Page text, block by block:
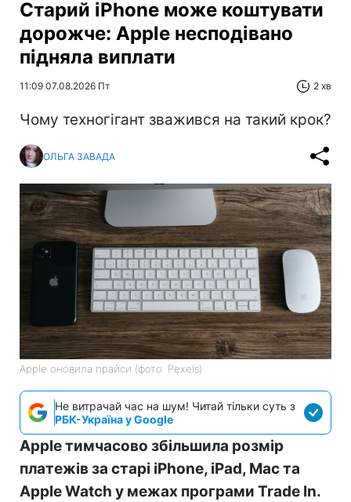
Старий iPhone може коштувати
дорожче: Apple несподівано
підняла виплати
11:09 07.08.2026 Пт 2 хв
Чому техногігант зважився на такий крок?
ОЛЬГА ЗАВАДА
Apple оновила прайси (фото: Pexels)
Не витрачай час на шум! Читай тільки суть з
РБК-Україна у Google
Apple тимчасово збільшила розмір
платежів за старі iPhone, iPad, Mac та
Apple Watch у межах програми Trade In.